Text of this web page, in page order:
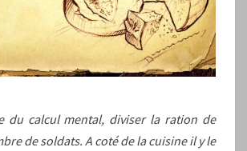
du calcul mental, diviser la ration de
de soldats. A coté de la cuisine il y le